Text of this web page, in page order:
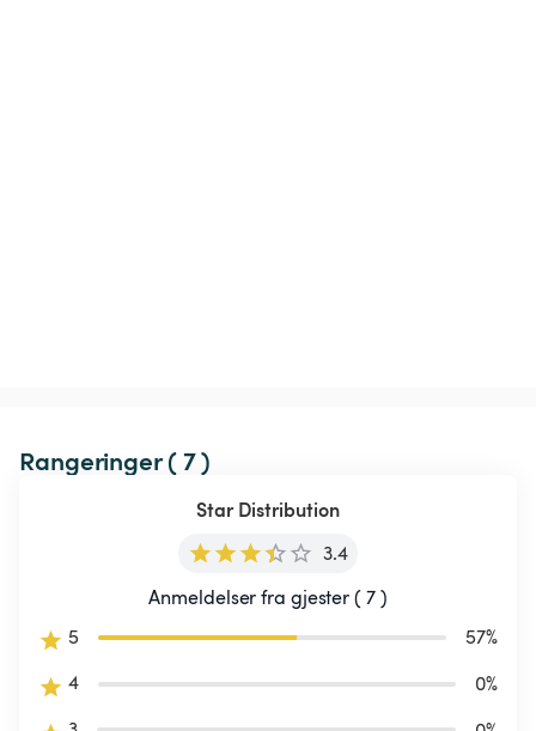
Rangeringer ( 7 )
Star Distribution
3.4
Anmeldelser fra gjester ( 7 )
5
57%
4
0%